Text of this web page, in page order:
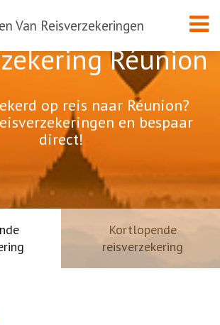
Van Reisverzekeringen
Réunion
op reis naar Réunion?
en bespaar
direct!
Kortlopende
reisverzekering